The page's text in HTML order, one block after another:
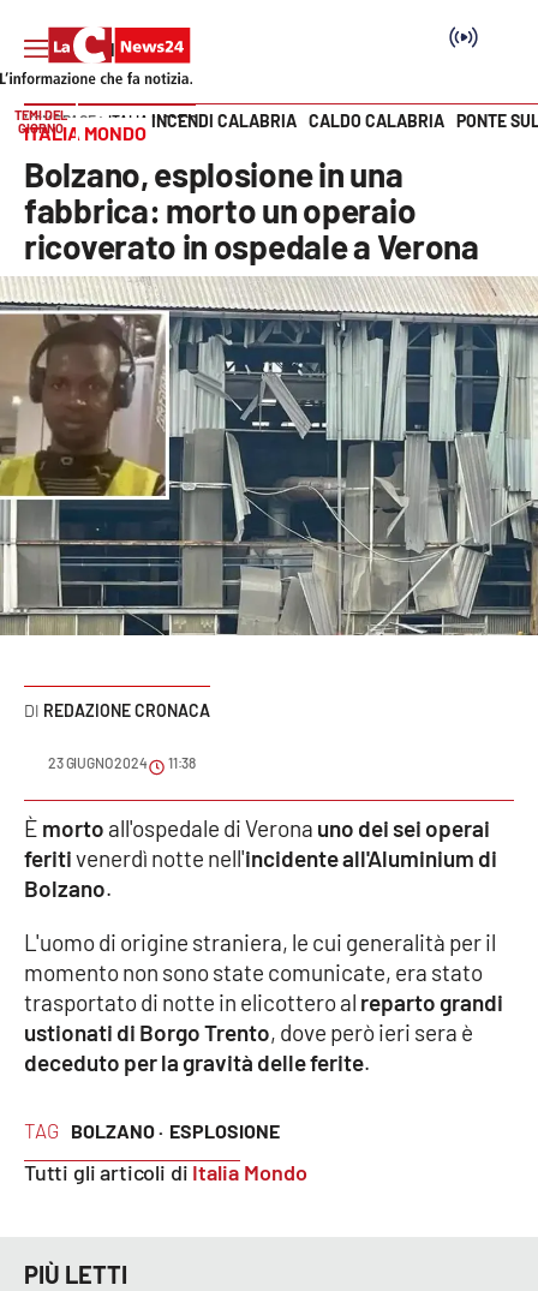
SEZIONI
Cronaca
Politica
Attualità
Economia e lavoro
Italia Mondo
Sanità
Sport
Meteo
Editoriali
VIDEO
Ambiente
Cronaca
Cultura
Economia e Lavoro
Vai
TEMI DEL
GIORNO
INCENDI CALABRIA CALDO CALABRIA PONTE
HOME PAGE ITALIA MONDO
ITALIA MONDO
Bolzano, esplosione in una
fabbrica: morto un operaio
ricoverato in ospedale a Verona
REDAZIONE CRONACA
23 GIUGNO 2024 11:38
TAG BOLZANO · ESPLOSIONE
Tutti gli articoli di Italia Mondo
È morto all'ospedale di Verona uno dei sei operai
feritivenerdì notte nell'incidente all'Aluminium di
Bolzano.
L'uomo di origine straniera, le cui generalità per il
momento non sono state comunicate, era stato
trasportato di notte in elicottero al reparto grandi
ustionati di Borgo Trento, dove però ieri sera è
deceduto per la gravità delle ferite.
PIÙ LETTI